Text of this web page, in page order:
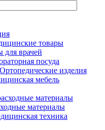
товары
для врачей
посуда
Ортопедические изделия
мебель
материалы
техника